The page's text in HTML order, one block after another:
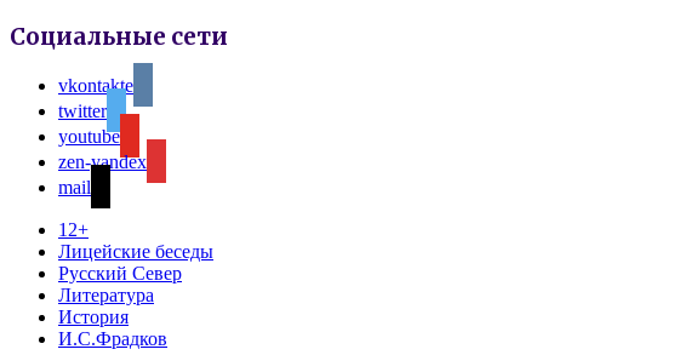
Социальные сети
vkontakte
twitter
youtube
zen-yandex
mail
12+
Лицейские беседы
Русский Север
Литература
История
И.С.Фрадков